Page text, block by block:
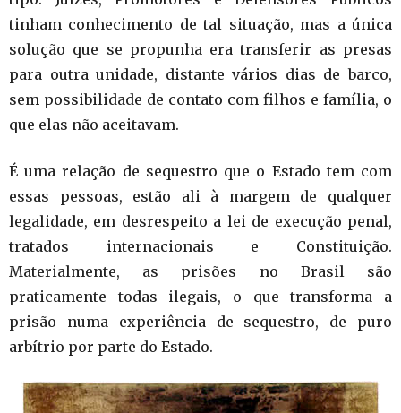
tinham conhecimento de tal situação, mas a única
solução que se propunha era transferir as presas
para outra unidade, distante vários dias de barco,
sem possibilidade de contato com filhos e família, o
que elas não aceitavam.
É uma relação de sequestro que o Estado tem com
essas pessoas, estão ali à margem de qualquer
legalidade, em desrespeito a lei de execução penal,
tratados internacionais e Constituição.
Materialmente, as prisões no Brasil são
praticamente todas ilegais, o que transforma a
prisão numa experiência de sequestro, de puro
arbítrio por parte do Estado.